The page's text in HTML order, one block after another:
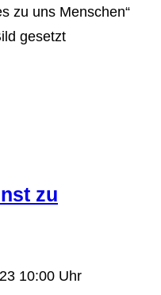
zu uns Menschen“
gesetzt
zu
10:00 Uhr